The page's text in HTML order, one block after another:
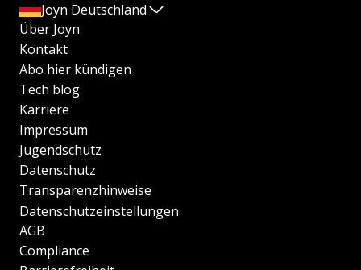
Joyn Deutschland
Über Joyn
Kontakt
Abo hier kündigen
Tech blog
Karriere
Impressum
Jugendschutz
Datenschutz
Transparenzhinweise
Datenschutzeinstellungen
AGB
Compliance